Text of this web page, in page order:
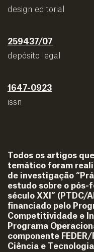
design editorial
259437/07
depósito legal
1647-0923
issn
Todos os artigos
temático foram
de investigação
estudo sobre o pós-
século XXI” (PTDC/
financiado pelo
Competitividade e
Programa
componente
Ciência e